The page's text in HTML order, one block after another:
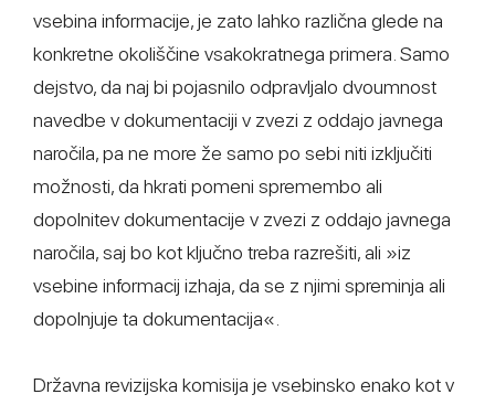
vsebina informacije, je zato lahko različna glede na
konkretne okoliščine vsakokratnega primera. Samo
dejstvo, da naj bi pojasnilo odpravljalo dvoumnost
navedbe v dokumentaciji v zvezi z oddajo javnega
naročila, pa ne more že samo po sebi niti izključiti
možnosti, da hkrati pomeni spremembo ali
dopolnitev dokumentacije v zvezi z oddajo javnega
naročila, saj bo kot ključno treba razrešiti, ali »iz
vsebine informacij izhaja, da se z njimi spreminja ali
dopolnjuje ta dokumentacija«.
Državna revizijska komisija je vsebinsko enako kot v